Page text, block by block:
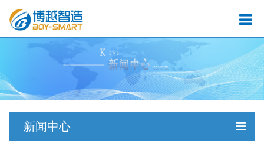
新闻中心